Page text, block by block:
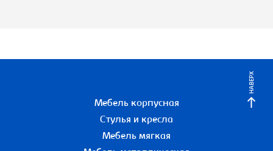
НАВЕРХ
Мебель корпусная
Стулья и кресла
Мебель мягкая